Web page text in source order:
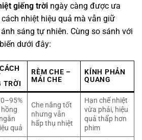
giếng trời ngày càng được ưa
nhiệt hiệu quả mà vẫn giữ
sáng tự nhiên. Cùng so sánh với
dưới đây:
TRỜI
RÈM CHE –
MÁI CHE
KÍNH PHẢN
QUANG
quả
Che nắng tốt
nhưng vẫn
hấp thụ nhiệt
Hạn chế nhiệt
vừa phải, hiệu
quả thấp hơn
phim